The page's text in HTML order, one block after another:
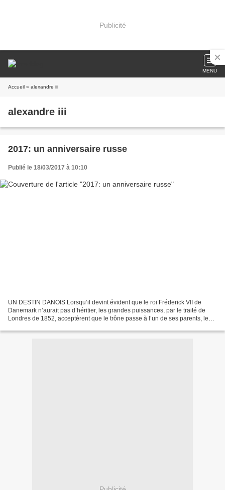
Publicité
MENU
Accueil » alexandre iii
alexandre iii
2017: un anniversaire russe
Publié le 18/03/2017 à 10:10
UN DESTIN DANOIS Lorsqu’il devint évident que le roi Fréderick VII de
Danemark n’aurait pas d’héritier, les grandes puissances, par le traité de
Londres de 1852, acceptèrent que le trône passe à l’un de ses parents, le